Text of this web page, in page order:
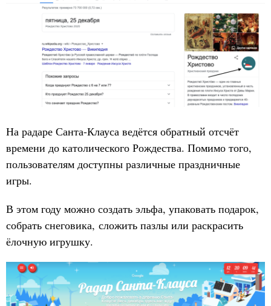
На радаре Санта-Клауса ведётся обратный отсчёт
времени до католического Рождества. Помимо того,
пользователям доступны различные праздничные
игры.
В этом году можно создать эльфа, упаковать подарок,
собрать снеговика, сложить пазлы или раскрасить
ёлочную игрушку.